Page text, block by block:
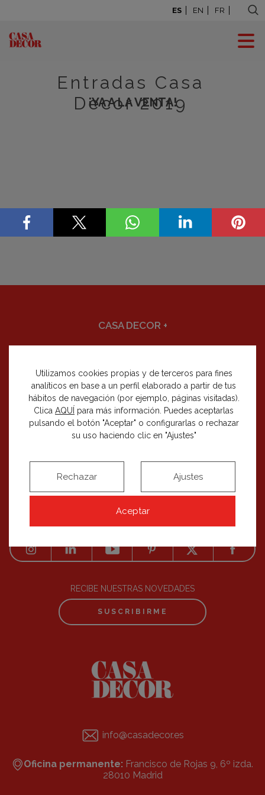
ES EN FR
Entradas Casa
Decor 2019
¡YA A LA VENTA!
Utilizamos cookies propias y de terceros para fines
analíticos en base a un perfil elaborado a partir de tus
hábitos de navegación (por ejemplo, páginas visitadas).
Clica AQUÍ para más información. Puedes aceptarlas
pulsando el botón "Aceptar" o configurarlas o rechazar
su uso haciendo clic en "Ajustes"
Aceptar
Rechazar Ajustes
CASA DECOR +
CÓMO PARTICIPAR +
EDICIONES +
SÍGUENOS EN REDES SOCIALES
RECIBE NUESTRAS NOVEDADES
SUSCRIBIRME
info@casadecor.es
Oficina permanente: Francisco de Rojas 9, 6º izda.
28010 Madrid